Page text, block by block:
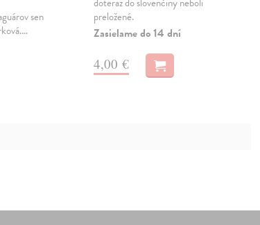
sen
preložené.
Zasielame do 14 dní
4,00 €